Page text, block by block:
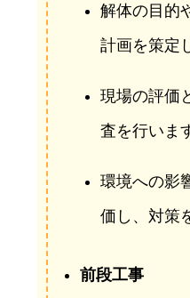
解体の目的
計画を策定
現場の評価
査を行いま
環境への影
価し、対策
前段工事